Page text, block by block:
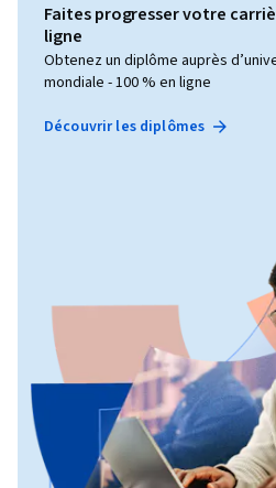
Faites progresser votre
ligne
Obtenez un diplôme auprès
mondiale - 100 % en ligne
Découvrir les diplômes